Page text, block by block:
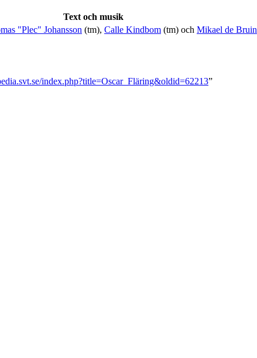
Text och musik
"Plec" Johansson (tm), Calle Kindbom (tm) och Mikael de Bruin
index.php?title=Oscar_Fläring&oldid=62213”